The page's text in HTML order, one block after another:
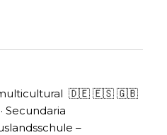
multicultural ​ 🇩🇪 🇪🇸 🇬🇧
Secundaria
–